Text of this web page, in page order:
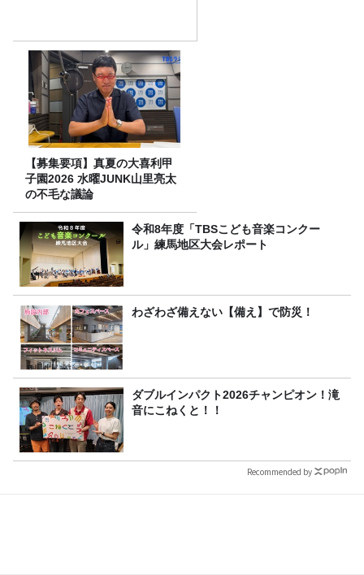
【募集要項】真夏の大喜利甲
子園2026 水曜JUNK山里亮太
の不毛な議論
令和8年度「TBSこども音楽コンクー
ル」練馬地区大会レポート
わざわざ備えない【備え】で防災！
ダブルインパクト2026チャンピオン！滝
音にこねくと！！
Recommended by